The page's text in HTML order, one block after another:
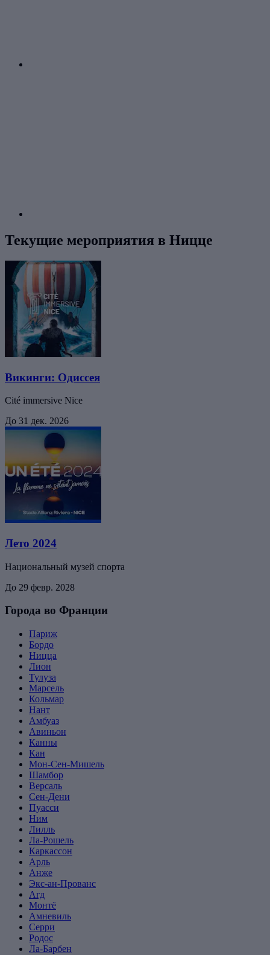
Текущие мероприятия в Ницце
Викинги: Одиссея
Cité immersive Nice
До 31 дек. 2026
Лето 2024
Национальный музей спорта
До 29 февр. 2028
Города во Франции
Париж
Бордо
Ницца
Лион
Тулуза
Марсель
Кольмар
Нант
Амбуаз
Авиньон
Канны
Кан
Мон-Сен-Мишель
Шамбор
Версаль
Сен-Дени
Пуасси
Ним
Лилль
Ла-Рошель
Каркассон
Арль
Анже
Экс-ан-Прованс
Агд
Монтё
Амневиль
Серри
Родос
Ла-Барбен